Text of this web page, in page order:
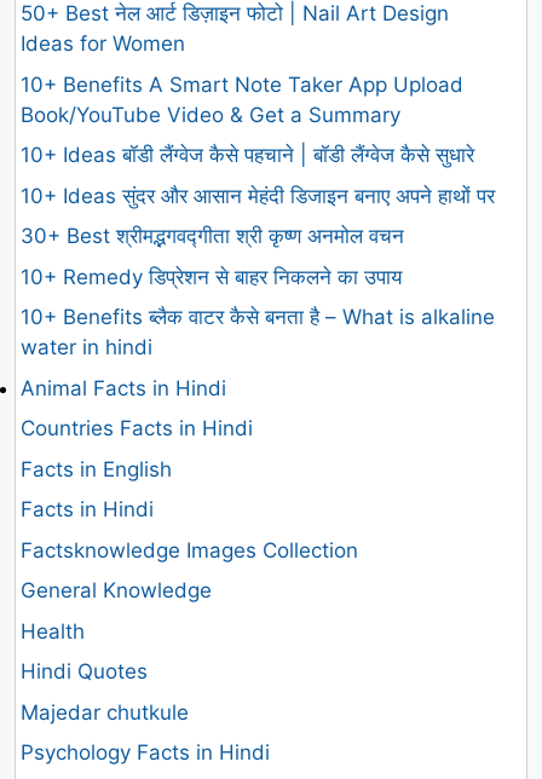
50+ Best नेल आर्ट डिज़ाइन फोटो | Nail Art Design
Ideas for Women
10+ Benefits A Smart Note Taker App Upload
Book/YouTube Video & Get a Summary
10+ Ideas बॉडी लैंग्वेज कैसे पहचाने | बॉडी लैंग्वेज कैसे सुधारे
10+ Ideas सुंदर और आसान मेहंदी डिजाइन बनाए अपने हाथों पर
30+ Best श्रीमद्भगवद्गीता श्री कृष्ण अनमोल वचन
10+ Remedy डिप्रेशन से बाहर निकलने का उपाय
10+ Benefits ब्लैक वाटर कैसे बनता है – What is alkaline
water in hindi
Animal Facts in Hindi
Countries Facts in Hindi
Facts in English
Facts in Hindi
Factsknowledge Images Collection
General Knowledge
Health
Hindi Quotes
Majedar chutkule
Psychology Facts in Hindi